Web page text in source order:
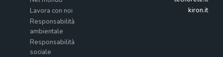
Lavora con noi
Responsabilità
ambientale
Responsabilità
sociale
kiron.it